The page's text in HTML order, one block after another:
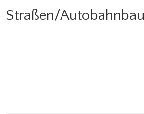
Straßen/Autobahnbau
Straßen/Autobahnbau